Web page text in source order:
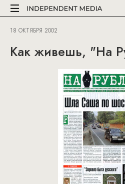
18 ОКТЯБРЯ 2002
Как живешь, "На